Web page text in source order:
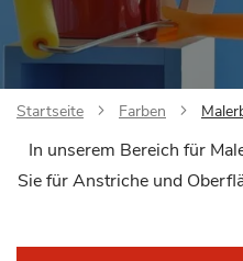
Startseite Farben
In unserem Bereich für
Sie für Anstriche und